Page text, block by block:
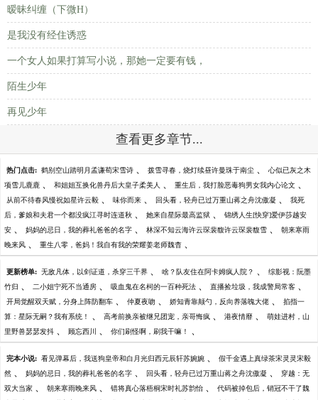
暧昧纠缠（下微H）
是我没有经住诱惑
一个女人如果打算写小说，那她一定要有钱，
陌生少年
再见少年
查看更多章节...
热门点击: 鹤别空山踏明月孟谦荀宋雪诗 、 拨雪寻春，烧灯续昼许曼珠于南尘 、 心似已灰之木
项雪儿鹿鹿 、 和姐姐互换化兽丹后大皇子柔美人 、 重生后，我打脸恶毒狗男女我内心论文 、
从前不待春风慢祝如星许云毅 、 味你而来 、 回头看，轻舟已过万重山蒋之舟沈傲凝 、 我死
后，爹娘和夫君一个都没疯江寻时连道秋 、 她来自星际最高监狱 、 锦绣人生[快穿]爱伊莎越安
安 、 妈妈的忌日，我的葬礼爸爸的名字 、 林深不知云海许云琛裴馥许云琛裴馥雪 、 朝来寒雨
晚来风 、 重生八零，爸妈！我自有我的荣耀姜老师魏杳 、
更新榜单: 无敌凡体，以剑证道，杀穿三千界 、 啥？队友住在阿卡姆疯人院？ 、 综影视：阮墨
竹归 、 二小姐宁死不当通房 、 吸血鬼在名柯的一百种死法 、 直播捡垃圾，我成警局常客 、
开局觉醒双天赋，分身上阵防翻车 、 仲夏夜吻 、 娇知青靠颠勺，反向养落魄大佬 、 掐指一
算：星际无嗣？我有系统！ 、 高考前换亲被继兄团宠，亲哥悔疯 、 港夜情靡 、 萌娃进村，山
里野兽瑟瑟发抖 、 顾忘西川 、 你们刷怪啊，刷我干嘛！ 、
完本小说: 看见弹幕后，我送狗皇帝和白月光归西元辰轩苏婉婉 、 假千金遇上真绿茶宋灵灵宋毅
然 、 妈妈的忌日，我的葬礼爸爸的名字 、 回头看，轻舟已过万重山蒋之舟沈傲凝 、 穿越：无
双大当家 、 朝来寒雨晚来风 、 错将真心落梧桐宋时礼苏韵怡 、 代码被掉包后，销冠不干了魏